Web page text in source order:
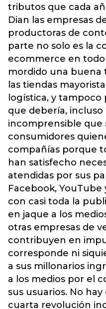
tributos que cada
Dian las empresas
productoras de
parte no solo es la
ecommerce en
mordido una buena
las tiendas
logística, y
que debería, incluso
incomprensible que
consumidores
compañías porque
han satisfecho
atendidas por sus
Facebook,
con casi toda la
en jaque a los
otras empresas de
contribuyen en
corresponde ni
a sus millonarios
a los medios por el
sus usuarios. No
cuarta revolución